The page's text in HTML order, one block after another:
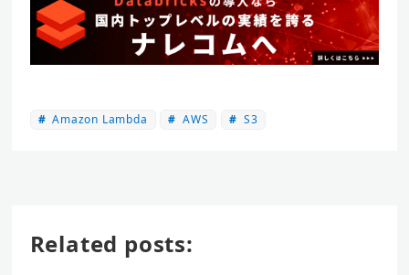
Amazon Lambda AWS S3
Related posts: